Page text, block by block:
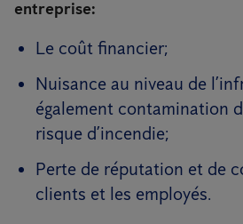
entreprise:
Le coût financier;
Nuisance au niveau de
également contamination
risque d’incendie;
Perte de réputation et de
clients et les employés.